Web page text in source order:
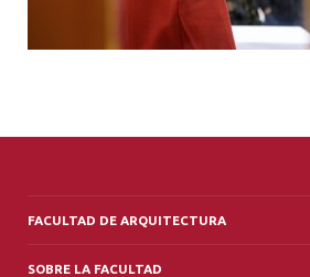
FACULTAD DE ARQUITECTURA
SOBRE LA FACULTAD